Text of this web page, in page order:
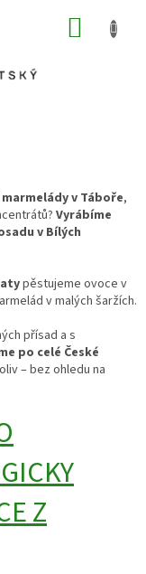
v Táboře,
Vyrábíme
v Bílých
pěstujeme ovoce v
v malých šaržích.
přísad a s
po celé České
– bez ohledu na
Z